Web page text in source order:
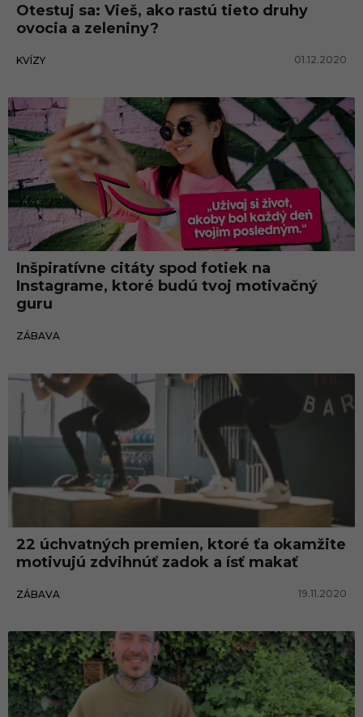
Otestuj sa: Vieš, ako rastú tieto druhy
ovocia a zeleniny?
KVÍZY 01.12.2020
Inšpiratívne citáty spod fotiek na
Instagrame, ktoré budú tvoj motivačný
guru
ZÁBAVA
Zábava
22 úchvatných premien, ktoré ťa okamžite
motivujú zdvihnúť zadok a ísť makať
ZÁBAVA 19.11.2020